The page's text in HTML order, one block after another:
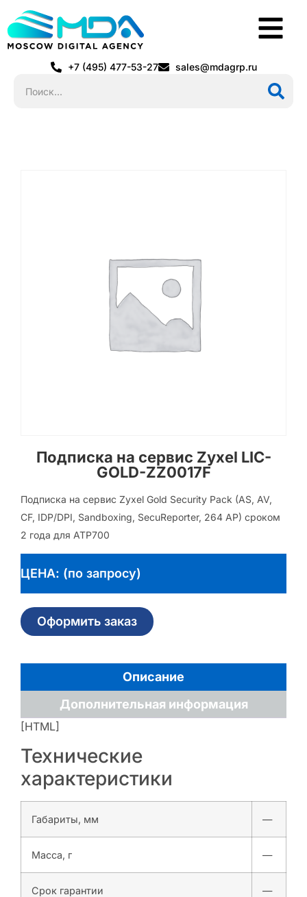
+7 (495) 477-53-27 sales@mdagrp.ru
Подписка на сервис Zyxel LIC-
GOLD-ZZ0017F
Подписка на сервис Zyxel Gold Security Pack (AS, AV,
CF, IDP/DPI, Sandboxing, SecuReporter, 264 AP) сроком
2 года для ATP700
ЦЕНА: (по запросу)
Оформить заказ
Описание
Дополнительная информация
[HTML]
Технические
характеристики
Габариты, мм —
Масса, г —
Срок гарантии —